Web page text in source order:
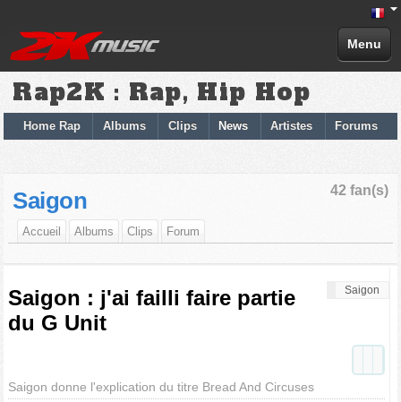
Menu
Rap2K : Rap, Hip Hop
Home Rap Albums Clips News Artistes Forums
42 fan(s)
Saigon
Accueil Albums Clips Forum
Saigon
Saigon : j'ai failli faire partie
du G Unit
Saigon donne l'explication du titre Bread And Circuses